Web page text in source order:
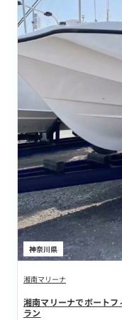
神奈川県
湘南マリーナ
湘南マリーナでボート
ラン